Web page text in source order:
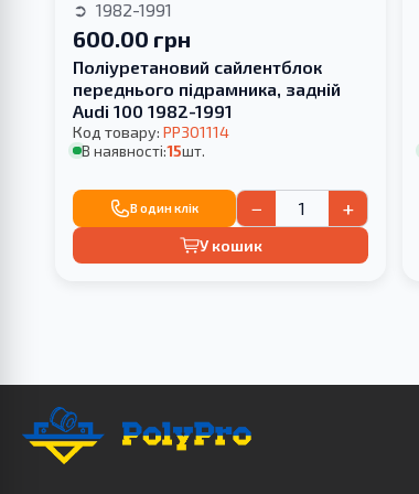
1982-1991
600.00 грн
Поліуретановий сайлентблок
переднього підрамника, задній
Audi 100 1982-1991
Код товару:PP301114
В наявності:15шт.
В один клік − +
У кошик